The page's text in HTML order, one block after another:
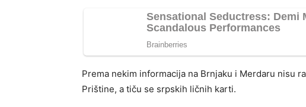
Prema nekim informacija na Brnjaku i Merdaru nisu
Prištine, a tiču se srpskih ličnih karti.